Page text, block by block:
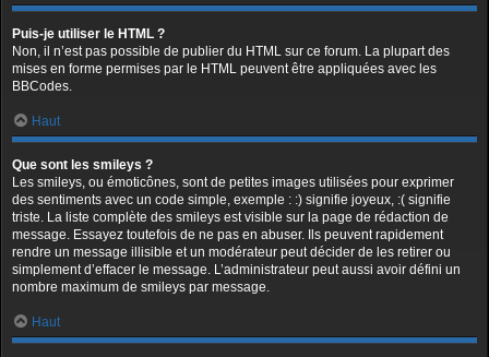
Puis-je utiliser le HTML ?
Non, il n’est pas possible de publier du HTML sur ce forum. La plupart des
mises en forme permises par le HTML peuvent être appliquées avec les
BBCodes.
Haut
Que sont les smileys ?
Les smileys, ou émoticônes, sont de petites images utilisées pour exprimer
des sentiments avec un code simple, exemple : :) signifie joyeux, :( signifie
triste. La liste complète des smileys est visible sur la page de rédaction de
message. Essayez toutefois de ne pas en abuser. Ils peuvent rapidement
rendre un message illisible et un modérateur peut décider de les retirer ou
simplement d’effacer le message. L’administrateur peut aussi avoir défini un
nombre maximum de smileys par message.
Haut